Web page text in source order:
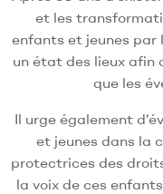
et les
enfants et jeunes
un état des lieux afin
que les
Il urge également
et jeunes dans la
protectrices des
la voix de ces